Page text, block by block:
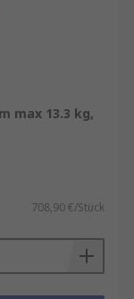
max 13.3 kg,
708,90 €/Stück